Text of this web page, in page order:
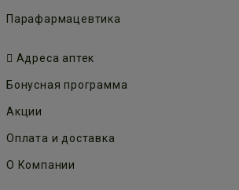
Парафармацевтика
Адреса аптек
Бонусная программа
Акции
Оплата и доставка
О Компании